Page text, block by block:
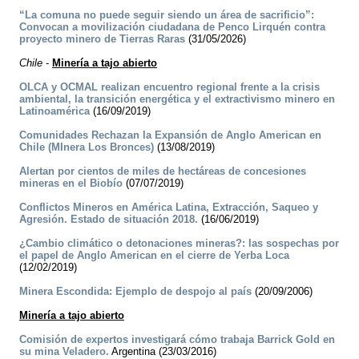
“La comuna no puede seguir siendo un área de sacrificio”:
Convocan a movilización ciudadana de Penco Lirquén contra
proyecto minero de Tierras Raras (31/05/2026)
Chile - Minería a tajo abierto
OLCA y OCMAL realizan encuentro regional frente a la crisis
ambiental, la transición energética y el extractivismo minero en
Latinoamérica(16/09/2019)
Comunidades Rechazan la Expansión de Anglo American en
Chile (MInera Los Bronces) (13/08/2019)
Alertan por cientos de miles de hectáreas de concesiones
mineras en el Biobío (07/07/2019)
Conflictos Mineros en América Latina, Extracción, Saqueo y
Agresión. Estado de situación 2018. (16/06/2019)
¿Cambio climático o detonaciones mineras?: las sospechas por
el papel de Anglo American en el cierre de Yerba Loca
(12/02/2019)
Minera Escondida: Ejemplo de despojo al país (20/09/2006)
Minería a tajo abierto
Comisión de expertos investigará cómo trabaja Barrick Gold en
su mina Veladero. Argentina (23/03/2016)